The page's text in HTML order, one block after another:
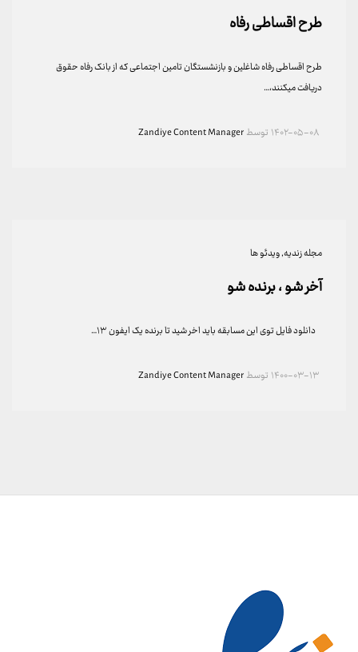
طرح اقساطی رفاه
طرح اقساطی رفاه شاغلین و بازنشستگان تامین اجتماعی که از بانک رفاه حقوق
دریافت میکنند،…
۱۴۰۲-۰۵-۰۸ توسطZandiye Content Manager
مجله زندیه, ویدئو ها
آخر شو ، برنده شو
دانلود فایل توی این مسابقه باید اخر شید تا برنده یک ایفون ۱۳…
۱۴۰۰-۰۳-۱۳ توسطZandiye Content Manager